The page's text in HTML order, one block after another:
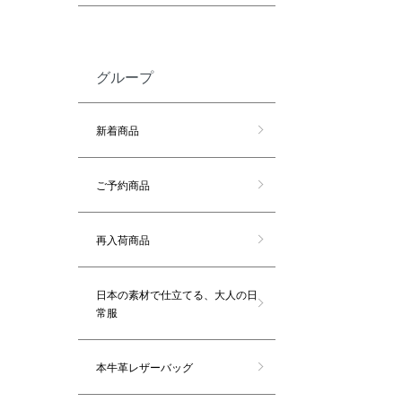
グループ
新着商品
ご予約商品
再入荷商品
日本の素材で仕立てる、大人の日
常服
本牛革レザーバッグ